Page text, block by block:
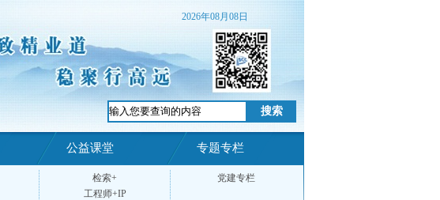
2026年08月08日
公益课堂 专题专栏
检索+
工程师+IP
党建专栏